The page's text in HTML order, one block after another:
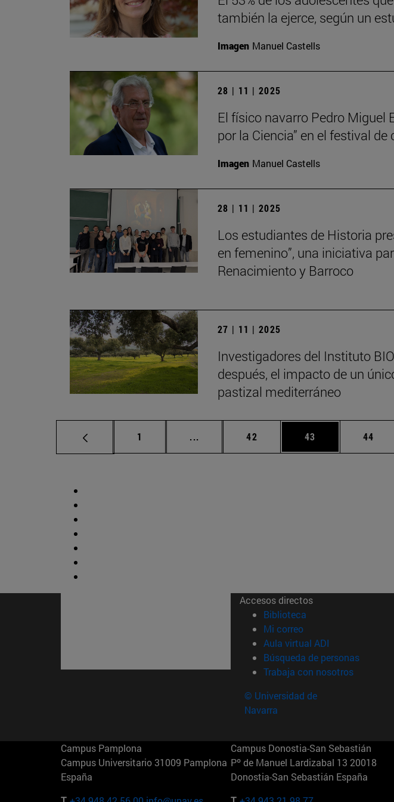
también la ejerce, según un
Imagen Manuel Castells
28 | 11 | 2025
El físico navarro Pedro Miguel
por la Ciencia” en el festival
Imagen Manuel Castells
28 | 11 | 2025
Los estudiantes de Historia
en femenino”, una iniciativa
Renacimiento y Barroco
27 | 11 | 2025
Investigadores del Instituto
después, el impacto de un
pastizal mediterráneo
Página
1 ... Páginas intermedias Use TAB para
Página
42 Página
43 Página
44
Accesos directos
Biblioteca (abre en nueva
Mi correo(abre en nueva
Aula virtual ADI (abre en
Búsqueda de personas(abre
Trabaja con nosotros(abre en
© Universidad de
Navarra
Campus Pamplona
Campus Universitario 31009 Pamplona
España
Campus Donostia-San Sebastián
Pº de Manuel Lardizabal 13 20018
Donostia-San Sebastián España